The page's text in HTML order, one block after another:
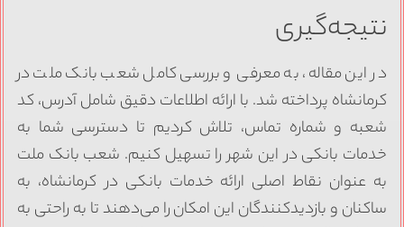
نتیجه‌گیری
در این مقاله، به معرفی و بررسی کامل شعب بانک ملت در
کرمانشاه پرداخته شد. با ارائه اطلاعات دقیق شامل آدرس، کد
شعبه و شماره تماس، تلاش کردیم تا دسترسی شما به
خدمات بانکی در این شهر را تسهیل کنیم. شعب بانک ملت
به عنوان نقاط اصلی ارائه خدمات بانکی در کرمانشاه، به
ساکنان و بازدیدکنندگان این امکان را می‌دهند تا به راحتی به